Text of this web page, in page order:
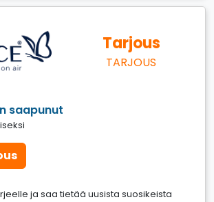
Tarjous
TARJOUS
saapunut
ja saa tietää uusista suosikeista